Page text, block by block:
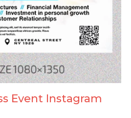
Event Instagram